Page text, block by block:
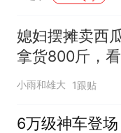
媳妇摆摊卖西
拿货800斤，
能卖完？
小雨和雄大 1跟贴
6万级神车登